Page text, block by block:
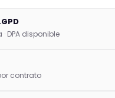
DPA disponible
contrato